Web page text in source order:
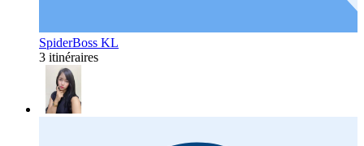
SpiderBoss KL
3 itinéraires